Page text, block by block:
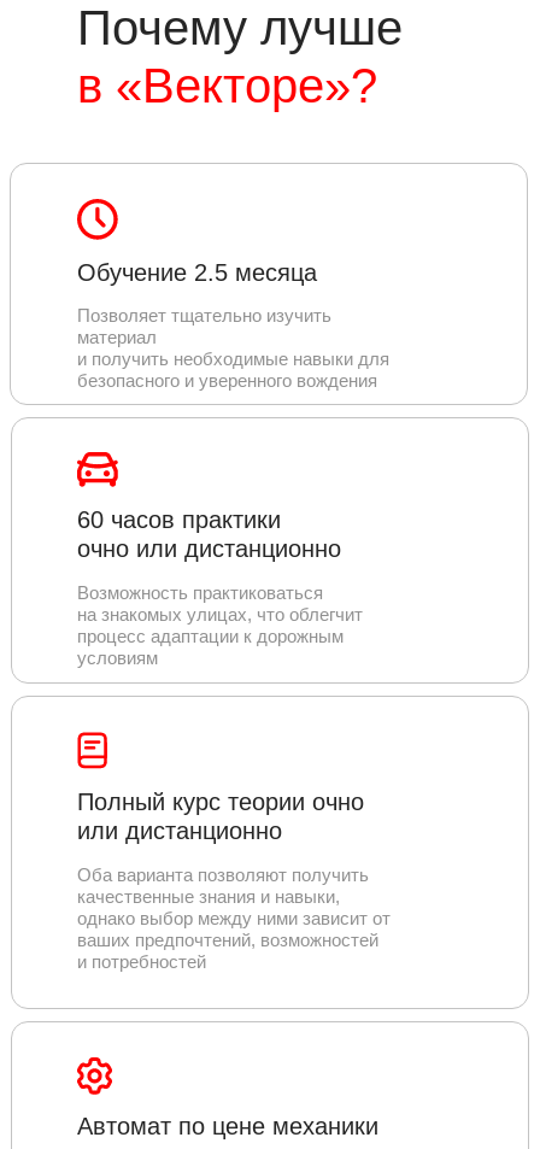
Обучение 2.5 месяца
Позволяет тщательно изучить
материал
и получить необходимые навыки для
безопасного и уверенного вождения
Автомат по цене механики
60 часов практики
очно или дистанционно
Возможность практиковаться
на знакомых улицах, что облегчит
процесс адаптации к дорожным
условиям
Полный курс теории очно
или дистанционно
Оба варианта позволяют получить
качественные знания и навыки,
однако выбор между ними зависит от
ваших предпочтений, возможностей
и потребностей
Почему лучше
в «‎Векторе»‎?